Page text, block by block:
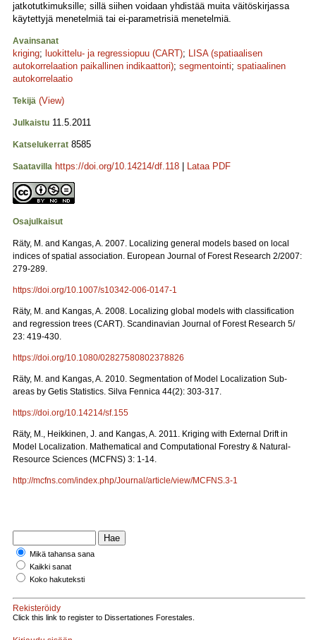
jatkotutkimuksille; sillä siihen voidaan yhdistää muita väitöskirjassa
käytettyjä menetelmiä tai ei-parametrisiä menetelmiä.
Avainsanat
kriging; luokittelu- ja regressiopuu (CART); LISA (spatiaalisen
autokorrelaation paikallinen indikaattori); segmentointi; spatiaalinen
autokorrelaatio
Tekijä (View)
Julkaistu 11.5.2011
Katselukerrat 8585
Saatavilla https://doi.org/10.14214/df.118 Lataa PDF
Osajulkaisut
Räty, M. and Kangas, A. 2007. Localizing general models based on local
indices of spatial association. European Journal of Forest Research 2/2007:
279-289.
https://doi.org/10.1007/s10342-006-0147-1
Räty, M. and Kangas, A. 2008. Localizing global models with classification
and regression trees (CART). Scandinavian Journal of Forest Research 5/
23: 419-430.
https://doi.org/10.1080/02827580802378826
Räty, M. and Kangas, A. 2010. Segmentation of Model Localization Sub-
areas by Getis Statistics. Silva Fennica 44(2): 303-317.
https://doi.org/10.14214/sf.155
Räty, M., Heikkinen, J. and Kangas, A. 2011. Kriging with External Drift in
Model Localization. Mathematical and Computational Forestry & Natural-
Resource Sciences (MCFNS) 3: 1-14.
http://mcfns.com/index.php/Journal/article/view/MCFNS.3-1
Mikä tahansa sana
Kaikki sanat
Koko hakuteksti
Rekisteröidy
Click this link to register to Dissertationes Forestales.